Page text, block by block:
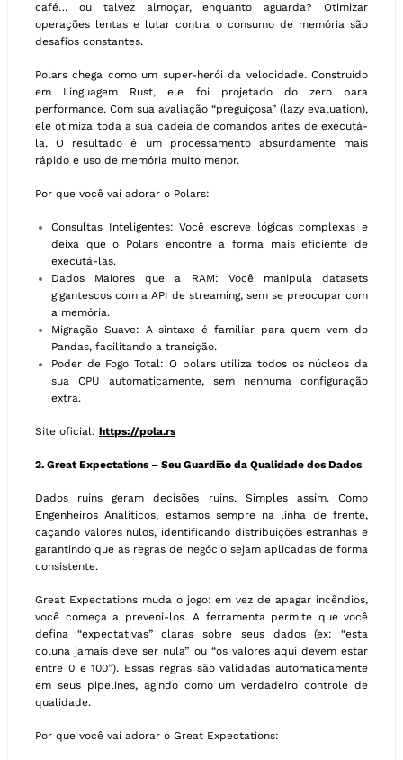
café… ou talvez almoçar, enquanto aguarda? Otimizar
operações lentas e lutar contra o consumo de memória são
desafios constantes.
Polars chega como um super-herói da velocidade. Construído
em Linguagem Rust, ele foi projetado do zero para
performance. Com sua avaliação “preguiçosa” (lazy evaluation),
ele otimiza toda a sua cadeia de comandos antes de executá-
la. O resultado é um processamento absurdamente mais
rápido e uso de memória muito menor.
Por que você vai adorar o Polars:
Consultas Inteligentes: Você escreve lógicas complexas e
deixa que o Polars encontre a forma mais eficiente de
executá-las.
Dados Maiores que a RAM: Você manipula datasets
gigantescos com a API de streaming, sem se preocupar com
a memória.
Migração Suave: A sintaxe é familiar para quem vem do
Pandas, facilitando a transição.
Poder de Fogo Total: O polars utiliza todos os núcleos da
sua CPU automaticamente, sem nenhuma configuração
extra.
Site oficial: https://pola.rs
2. Great Expectations – Seu Guardião da Qualidade dos Dados
Dados ruins geram decisões ruins. Simples assim. Como
Engenheiros Analíticos, estamos sempre na linha de frente,
caçando valores nulos, identificando distribuições estranhas e
garantindo que as regras de negócio sejam aplicadas de forma
consistente.
Great Expectations muda o jogo: em vez de apagar incêndios,
você começa a preveni-los. A ferramenta permite que você
defina “expectativas” claras sobre seus dados (ex: “esta
coluna jamais deve ser nula” ou “os valores aqui devem estar
entre 0 e 100”). Essas regras são validadas automaticamente
em seus pipelines, agindo como um verdadeiro controle de
qualidade.
Por que você vai adorar o Great Expectations: